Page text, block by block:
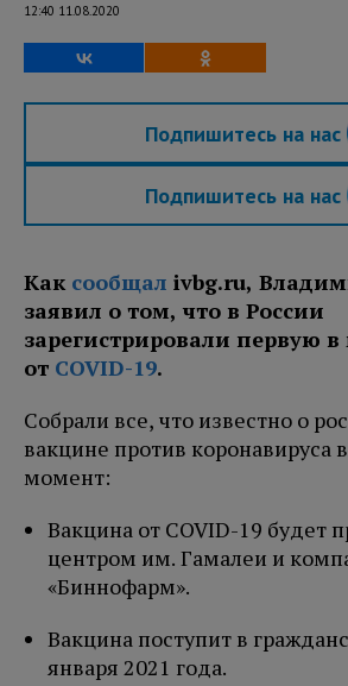
12:40 11.08.2020
Подпишитесь на нас
Подпишитесь на нас
Как сообщал ivbg.ru,
заявил о том, что в России
зарегистрировали первую
от COVID-19.
Собрали все, что известно о
вакцине против коронавируса
момент:
Вакцина от COVID-19 будет
центром им. Гамалеи и
«Биннофарм».
Вакцина поступит в
января 2021 года.